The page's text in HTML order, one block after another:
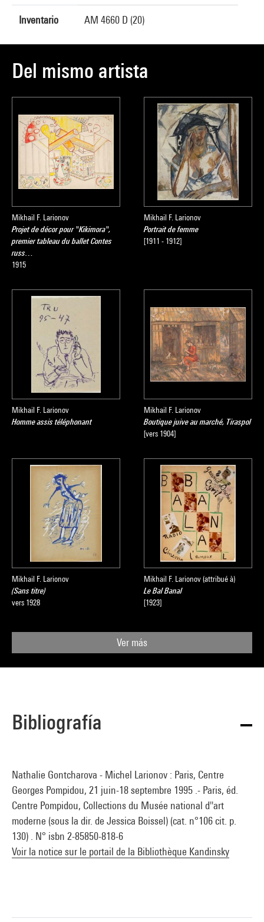
Inventario AM 4660 D (20)
Del mismo artista
Mikhail F. Larionov
Projet de décor pour "Kikimora",
premier tableau du ballet Contes
russ…
1915
Mikhail F. Larionov
Portrait de femme
[1911 - 1912]
Mikhail F. Larionov
Homme assis téléphonant
Mikhail F. Larionov
Boutique juive au marché, Tiraspol
[vers 1904]
Mikhail F. Larionov
(Sans titre)
vers 1928
Mikhail F. Larionov (attribué à)
Le Bal Banal
[1923]
Ver más
Bibliografía
Nathalie Gontcharova - Michel Larionov : Paris, Centre
Georges Pompidou, 21 juin-18 septembre 1995 .- Paris, éd.
Centre Pompidou, Collections du Musée national d''art
moderne (sous la dir. de Jessica Boissel) (cat. n°106 cit. p.
130) . N° isbn 2-85850-818-6
Voir la notice sur le portail de la Bibliothèque Kandinsky